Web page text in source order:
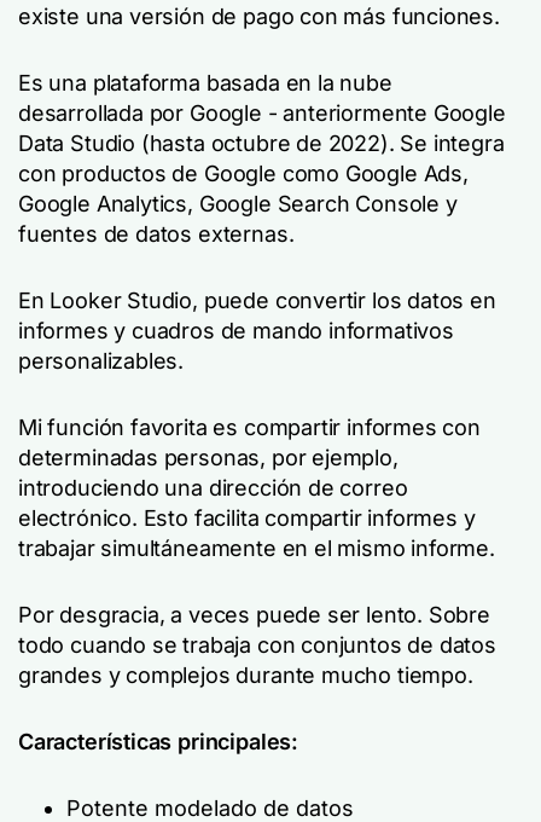
existe una versión de pago con más funciones.
Es una plataforma basada en la nube
desarrollada por Google - anteriormente Google
Data Studio (hasta octubre de 2022). Se integra
con productos de Google como Google Ads,
Google Analytics, Google Search Console y
fuentes de datos externas.
En Looker Studio, puede convertir los datos en
informes y cuadros de mando informativos
personalizables.
Mi función favorita es compartir informes con
determinadas personas, por ejemplo,
introduciendo una dirección de correo
electrónico. Esto facilita compartir informes y
trabajar simultáneamente en el mismo informe.
Por desgracia, a veces puede ser lento. Sobre
todo cuando se trabaja con conjuntos de datos
grandes y complejos durante mucho tiempo.
Características principales:
Potente modelado de datos